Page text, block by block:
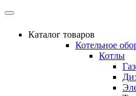
Каталог товаров
Котельное
Котлы